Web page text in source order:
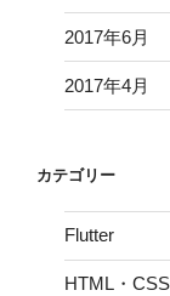
2017年6月
2017年4月
カテゴリー
Flutter
HTML・CSS